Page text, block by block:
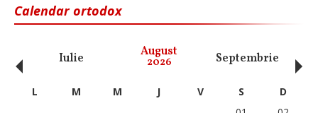
Calendar ortodox
Iulie August
2026 Septembrie
‹ L M M J V S
D